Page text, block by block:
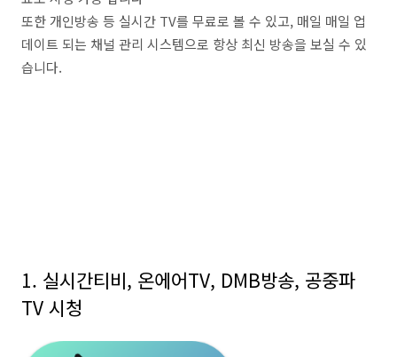
또한 개인방송 등 실시간 TV를 무료로 볼 수 있고, 매일 매일 업
데이트 되는 채널 관리 시스템으로 항상 최신 방송을 보실 수 있
습니다.
1. 실시간티비, 온에어TV, DMB방송, 공중파
TV 시청